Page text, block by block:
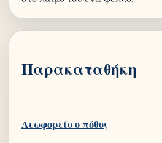
Παρακαταθήκη
Λεωφορείο ο πόθος